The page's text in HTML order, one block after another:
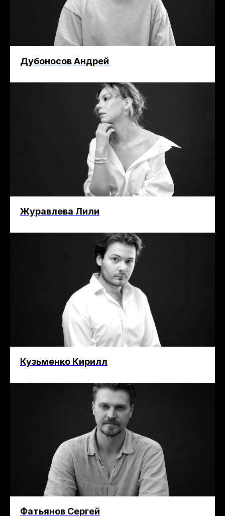
Дубоносов Андрей
Журавлева Лили
Кузьменко Кирилл
Фатьянов Сергей